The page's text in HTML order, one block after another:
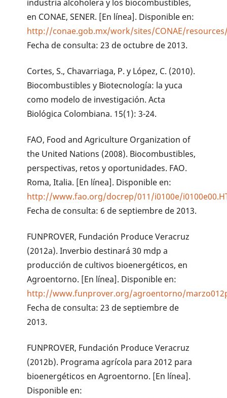
industria alcoholera y los biocombustibles,
en CONAE, SENER. [En línea]. Disponible en:
http://conae.gob.mx/work/sites/CONAE/
Fecha de consulta: 23 de octubre de 2013.
Cortes, S., Chavarriaga, P. y López, C. (2010).
Biocombustibles y Biotecnología: la yuca
como modelo de investigación. Acta
Biológica Colombiana. 15(1): 3-24.
FAO, Food and Agriculture Organization of
the United Nations (2008). Biocombustibles,
perspectivas, retos y oportunidades. FAO.
Roma, Italia. [En línea]. Disponible en:
http://www.fao.org/docrep/011/i0100e/
Fecha de consulta: 6 de septiembre de 2013.
FUNPROVER, Fundación Produce Veracruz
(2012a). Inverbio destinará 30 mdp a
producción de cultivos bioenergéticos, en
Agroentorno. [En línea]. Disponible en:
http://www.funprover.org/agroentorno/
Fecha de consulta: 23 de septiembre de
2013.
FUNPROVER, Fundación Produce Veracruz
(2012b). Programa agrícola para 2012 para
bioenergéticos en Agroentorno. [En línea].
Disponible en: